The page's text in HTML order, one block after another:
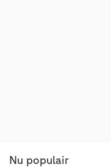
Nu populair